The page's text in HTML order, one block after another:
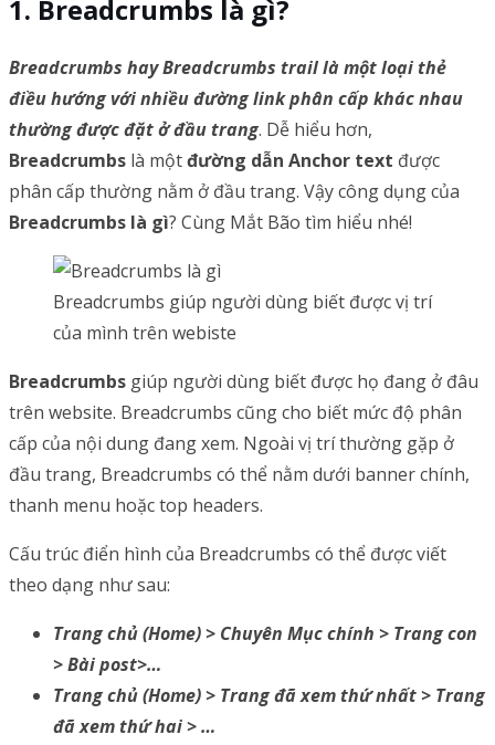
Breadcrumbs là gì?
Breadcrumbs hay Breadcrumbs trail là một loại thẻ
điều hướng với nhiều đường link phân cấp khác nhau
thường được đặt ở đầu trang. Dễ hiểu hơn,
Breadcrumbs là mộtđường dẫn Anchor text được
phân cấp thường nằm ở đầu trang. Vậy công dụng của
Breadcrumbs là gì? Cùng Mắt Bão tìm hiểu nhé!
Breadcrumbs giúp người dùng biết được vị trí
của mình trên webiste
Breadcrumbs giúp người dùng biết được họ đang ở đâu
trên website. Breadcrumbs cũng cho biết mức độ phân
cấp của nội dung đang xem. Ngoài vị trí thường gặp ở
đầu trang, Breadcrumbs có thể nằm dưới banner chính,
thanh menu hoặc top headers.
Cấu trúc điển hình của Breadcrumbs có thể được viết
theo dạng như sau:
Trang chủ (Home) > Chuyên Mục chính > Trang con
> Bài post>…
Trang chủ (Home) > Trang đã xem thứ nhất > Trang
đã xem thứ hai > …